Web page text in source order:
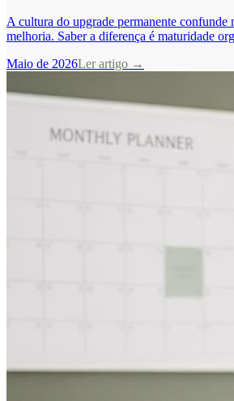
A cultura do upgrade permanente confunde
melhoria. Saber a diferença é maturidade
Maio de 2026Ler artigo →